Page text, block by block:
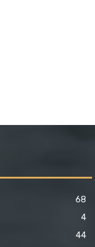
68
4
44